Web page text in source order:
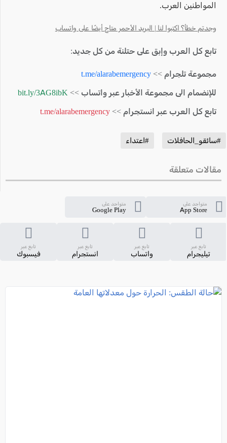
المواطنين العرب.
وجدتم خطأ؟ اكتبوا لنا | البريد الأحمر متاح أيضًا على واتساب
تابع كل العرب وإبق على حتلنة من كل جديد:
مجموعة تلجرام >> t.me/alarabemergency
للإنضمام الى مجموعة الأخبار عبر واتساب >> bit.ly/3AG8ibK
تابع كل العرب عبر انستجرام >> t.me/alarabemergency
#سائقو_الحافلات #اعتداء
مقالات متعلقة
متواجد على
App Store
متواجد على
Google Play
تابع عبر
تيليجرام
تابع عبر
واتساب
تابع عبر
انستجرام
تابع عبر
فيسبوك